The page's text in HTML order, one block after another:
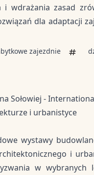
i wdrażania zasad
dla adaptacji
zajezdnie
Sołowiej -
i urbanistyce
wystawy
i
w wybranych